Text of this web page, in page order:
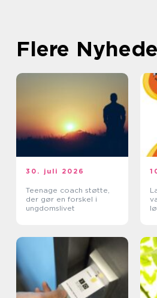
Flere
30. juli 2026
Teenage coach støtte,
der gør en forskel i
ungdomslivet